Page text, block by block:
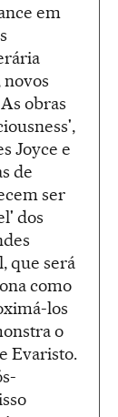
em
obras
Joyce e
de
ser
dos
que será
como
los
o
Evaristo.